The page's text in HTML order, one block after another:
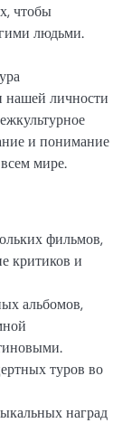
чтобы
людьми.
нашей личности
и понимание
мире.
фильмов,
критиков и
альбомов,
туров во
наград